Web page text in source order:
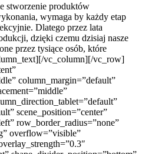
stworzenie produktów
wymaga by każdy etap
Dlatego przez lata
dzięki czemu dzisiaj nasze
przez tysiące osób, które
vc_column][/vc_row]
column_margin=”default”
scene_position=”center”
row_border_radius=”none”
overflow=”visible”